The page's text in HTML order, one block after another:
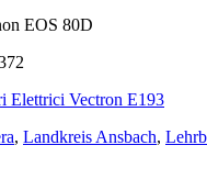
EOS 80D
Elettrici Vectron E193
, Landkreis Ansbach,